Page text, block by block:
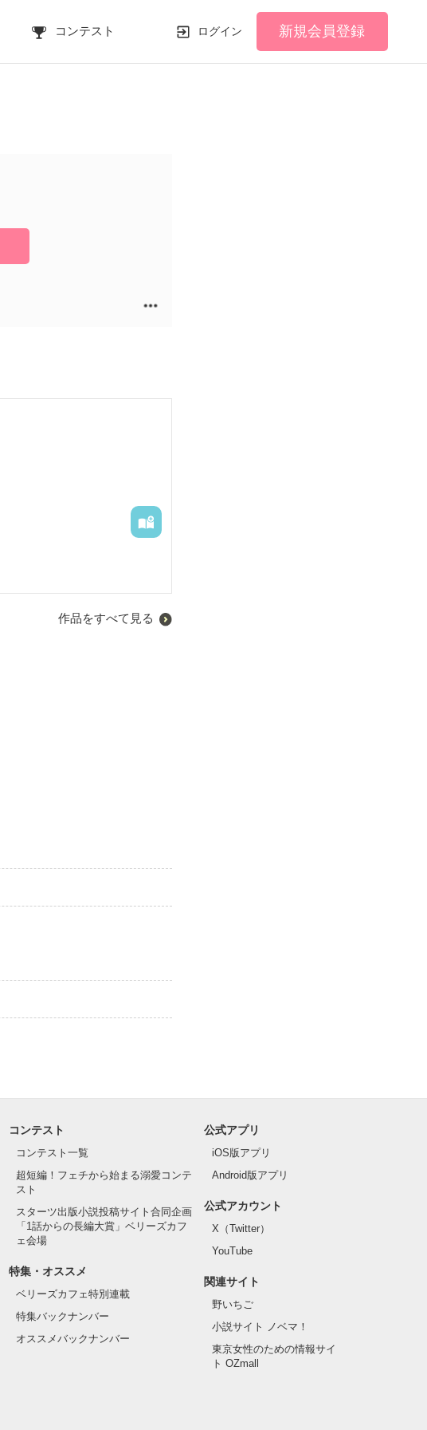
コンテスト ログイン 新規会員登録
作品をすべて見る
コンテスト
コンテスト一覧
超短編！フェチから始まる溺愛コンテ
スト
スターツ出版小説投稿サイト合同企画
「1話からの長編大賞」ベリーズカフ
ェ会場
特集・オススメ
ベリーズカフェ特別連載
特集バックナンバー
オススメバックナンバー
公式アプリ
iOS版アプリ
Android版アプリ
公式アカウント
X（Twitter）
YouTube
関連サイト
野いちご
小説サイト ノベマ！
東京女性のための情報サイ
ト OZmall